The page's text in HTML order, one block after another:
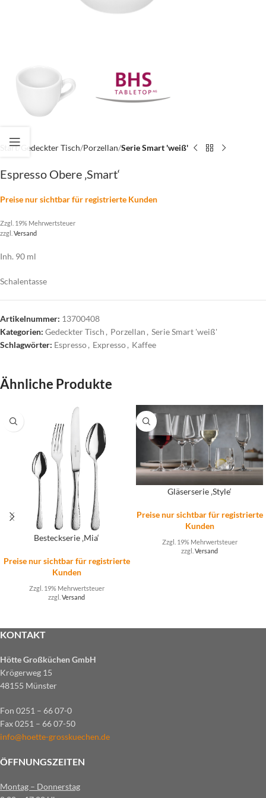
Start Gedeckter Tisch Porzellan Serie Smart 'weiß'
Espresso Obere ‚Smart‘
Preise nur sichtbar für registrierte Kunden
Zzgl. 19% Mehrwertsteuer
zzgl. Versand
Inh. 90 ml
Schalentasse
Artikelnummer: 13700408
Kategorien: Gedeckter Tisch , Porzellan , Serie Smart 'weiß'
Schlagwörter: Espresso, Expresso, Kaffee
Ähnliche Produkte
Besteckserie ‚Mia‘
Preise nur sichtbar für registrierte
Kunden
Zzgl. 19% Mehrwertsteuer
zzgl. Versand
Gläserserie ‚Style‘
Preise nur sichtbar für registrierte
Kunden
Zzgl. 19% Mehrwertsteuer
zzgl. Versand
KONTAKT
Hötte Großküchen GmbH
Krögerweg 15
48155 Münster
Fon 0251 – 66 07-0
Fax 0251 – 66 07-50
info@hoette-grosskuechen.de
ÖFFNUNGSZEITEN
Montag – Donnerstag